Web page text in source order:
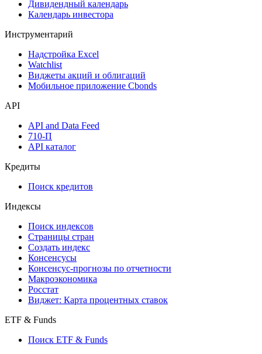
Дивидендный календарь
Календарь инвестора
Инструментарий
Надстройка Excel
Watchlist
Виджеты акций и облигаций
Мобильное приложение Cbonds
API
API and Data Feed
710-П
API каталог
Кредиты
Поиск кредитов
Индексы
Поиск индексов
Страницы стран
Создать индекс
Консенсусы
Консенсус-прогнозы по отчетности
Макроэкономика
Росстат
Виджет: Карта процентных ставок
ETF & Funds
Поиск ETF & Funds